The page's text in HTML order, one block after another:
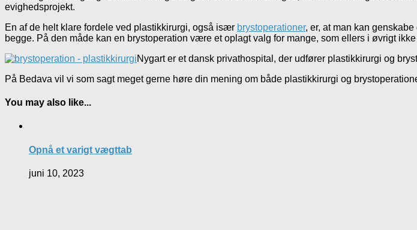
evighedsprojekt.
En af de helt klare fordele ved plastikkirurgi, også især brystoperationer, er, at man kan
begge. På den måde kan en brystoperation være et oplagt valg for mange, som ellers i øvrigt
Nygart er et dansk privathospital, der udfører plastikkirurgi og
På Bedava vil vi som sagt meget gerne høre din mening om både plastikkirurgi og
You may also like...
Opnå et varigt vægttab
juni 10, 2023